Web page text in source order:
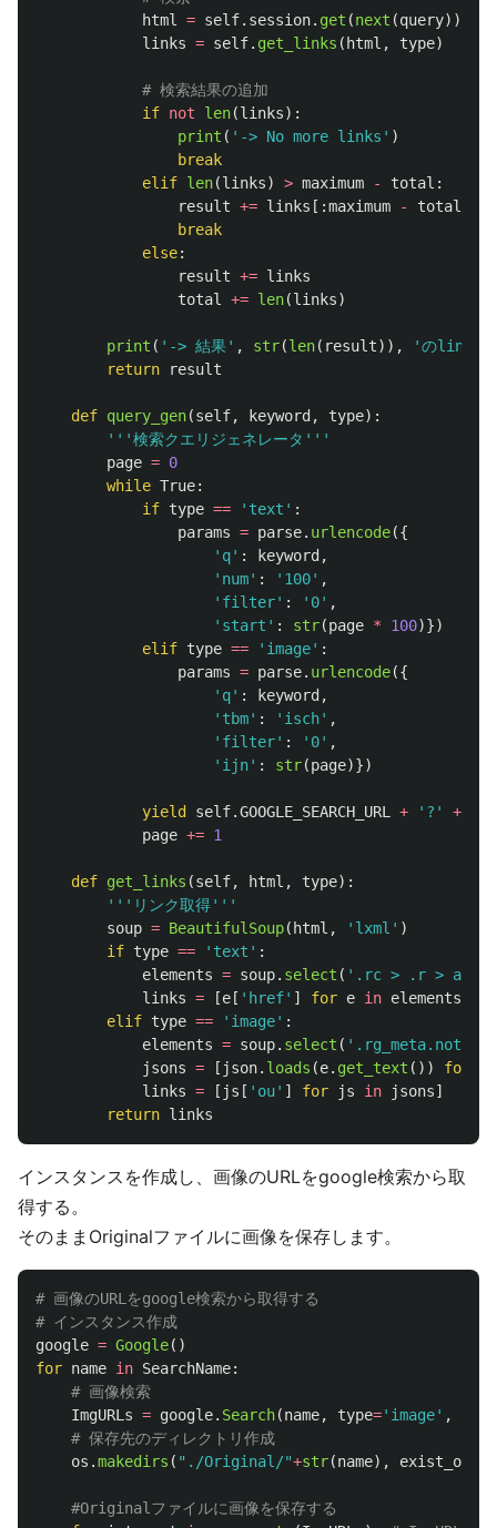
html
= self. session. get (next (query)).
links = self. get_links ( html , type)
if not len(links):
print ( ' -> No more links ' )
break
elif len(links) > maximum - total :
result += links [:maximum - total
break
else:
result += links
total
+= len(links)
print ( ' -> 結果 ' , str(len( result)), 'のlinksを
return
result
def query_gen(self, keyword , type):
'''検索クエリジェネレータ '''
page = 0
while True:
if type == ' text ' :
params = parse. urlencode({
' q' : keyword ,
' num' : ' 100' ,
' filter' : ' 0' ,
' start ' : str(page * 100)})
elif type == ' image' :
params = parse. urlencode({
' q' : keyword ,
' tbm' : ' isch' ,
' filter' : ' 0' ,
' ijn' : str(page)})
yield self.GOOGLE_SEARCH_URL + ' ? ' +
page += 1
def get_links (self, html , type):
''' リンク取得'''
soup = BeautifulSoup( html , ' lxml ' )
if type == ' text ' :
elements = soup. select ( ' .rc > .r > a
links = [e [ ' href' ] for e in elements
elif type == ' image' :
elements = soup. select ( '
jsons = [ json. loads (e. get_text ()) for
links = [ js [ ' ou' ] for js in jsons]
return links
インスタンスを作成し、画像のURLをgoogle検索から取
得する。
そのままOriginalファイルに画像を保存します。
# 画像のURLをgoogle検索から取得する
google = Google()
for name in SearchName:
ImgURLs = google. Search(name, type=' image' ,
os .makedirs ( " ./Original/"+str(name), exist_ok